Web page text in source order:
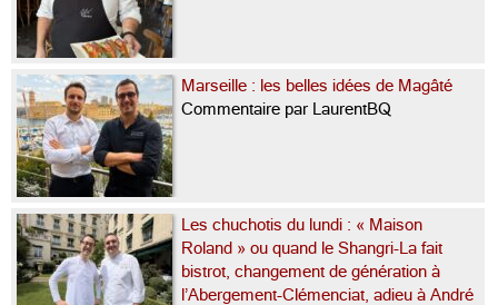
Marseille : les belles idées de Magâté
Commentaire par LaurentBQ
Les chuchotis du lundi : « Maison
Roland » ou quand le Shangri-La fait
bistrot, changement de génération à
l’Abergement-Clémenciat, adieu à André